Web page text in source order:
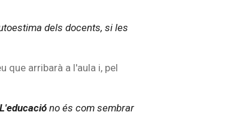
dels docents, si les
que arribarà a l'aula i, pel
L'educacióno és com sembrar